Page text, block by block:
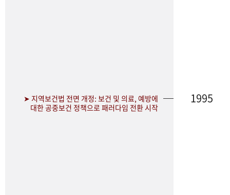
➤ 지역보건법 전면 개정: 보건 및 의료, 예방에
대한 공중보건 정책으로 패러다임 전환 시작
1995